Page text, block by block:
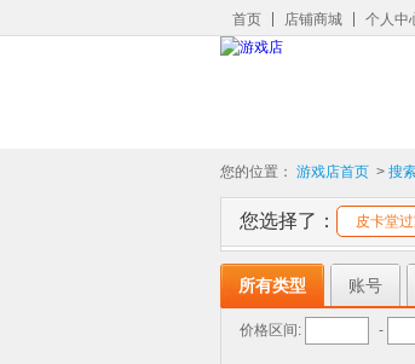
首页 店铺商城 个人中
您的位置： 游戏店首页 > 搜
您选择了： 皮卡堂
所有类型 账号
价格区间: -